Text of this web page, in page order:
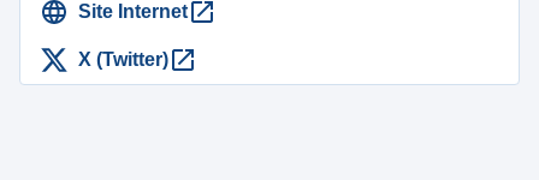
Site Internet
X (Twitter)